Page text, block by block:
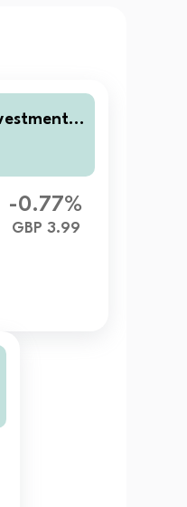
T
-0.77%
GBP 3.99